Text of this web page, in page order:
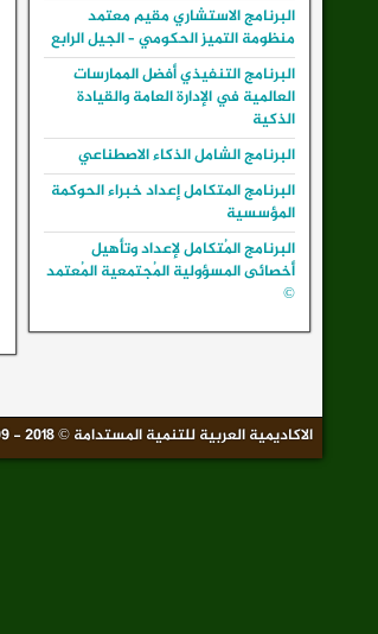
البرنامج الاستشاري مقيم معتمد
منظومة التميز الحكومي – الجيل الرابع
البرنامج التنفيذي أفضل الممارسات
العالمية في الإدارة العامة والقيادة
الذكية
البرنامج الشامل الذكاء الاصطناعي
البرنامج المتكامل إعداد خبراء الحوكمة
المؤسسية
البرنامج المُتكامل لإعداد وتأهيل
أخصائى المسؤولية المُجتمعية المُعتمد
©
الاكاديمية العربية للتنمية المستدامة © 2018 - 2009